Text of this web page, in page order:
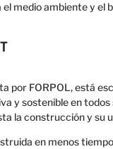
el medio ambiente y el
por FORPOL, está
y sostenible en todos
la construcción y su
en menos